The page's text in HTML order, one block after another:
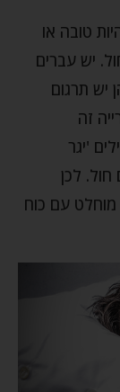
טובה או
יש עברים
יש תרגום
זה
'יגר
לכן
עם כוח